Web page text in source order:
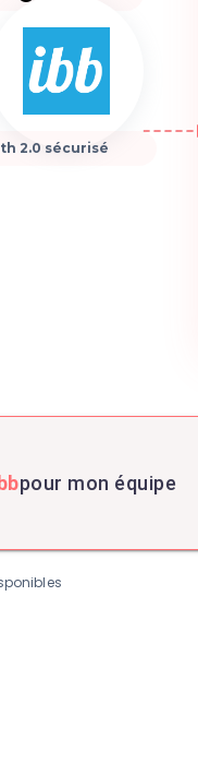
2.0 sécurisé
pour mon équipe